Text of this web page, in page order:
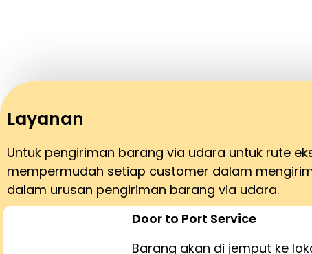
Layanan
Untuk pengiriman barang via udara untuk rute
mempermudah setiap customer dalam
dalam urusan pengiriman barang via udara.
Door to Port Service
Barang akan di jemput ke